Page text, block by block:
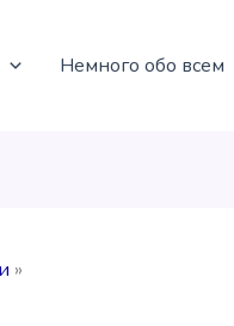
Немного обо всем